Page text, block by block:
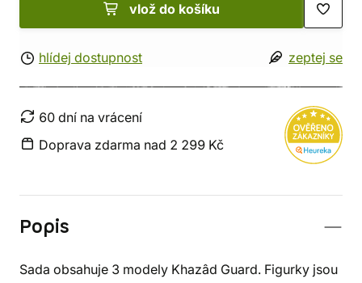
vlož do košíku
hlídej dostupnost zeptej se
60 dní na vrácení
Doprava zdarma nad 2 299 Kč
Popis
Sada obsahuje 3 modely Khazâd Guard. Figurky jsou